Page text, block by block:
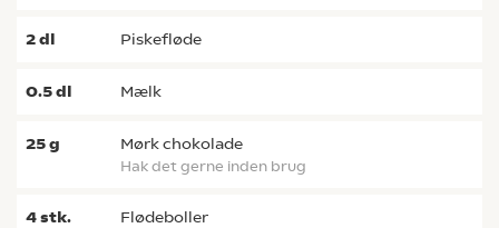
2dl piskefløde
0.5dl mælk
25g mørk chokolade
Hak det gerne inden brug
4stk. Flødeboller